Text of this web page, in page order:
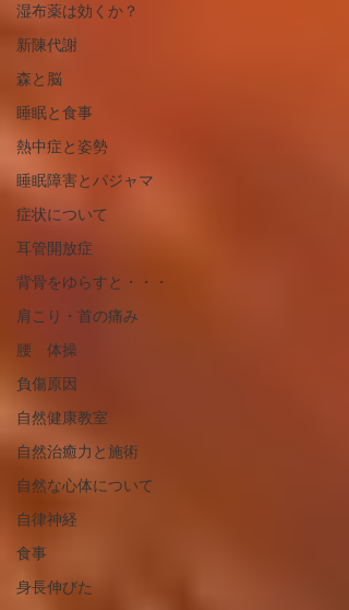
湿布薬は効くか？
新陳代謝
森と脳
睡眠と食事
熱中症と姿勢
睡眠障害とパジャマ
症状について
耳管開放症
背骨をゆらすと・・・
肩こり・首の痛み
腰 体操
負傷原因
自然健康教室
自然治癒力と施術
自然な心体について
自律神経
食事
身長伸びた